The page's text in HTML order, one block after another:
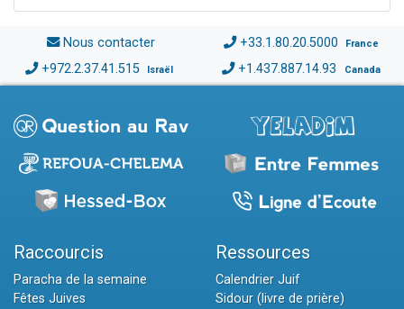
Nous contacter +33.1.80.20.5000 France
+972.2.37.41.515 Israël +1.437.887.14.93 Canada
Raccourcis
Paracha de la semaine
Fêtes Juives
Ressources
Calendrier Juif
Sidour (livre de prière)